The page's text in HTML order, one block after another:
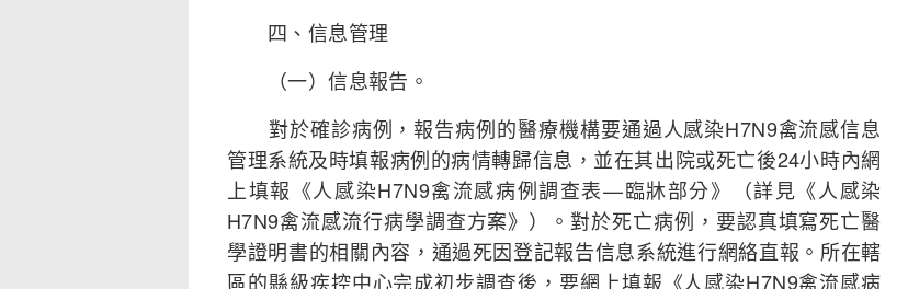
四、信息管理
（一）信息報告。
對於確診病例，報告病例的醫療機構要通過人感染H7N9禽流感信息
管理系統及時填報病例的病情轉歸信息，並在其出院或死亡後24小時內網
上填報《人感染H7N9禽流感病例調查表—臨牀部分》（詳見《人感染
H7N9禽流感流行病學調查方案》）。對於死亡病例，要認真填寫死亡醫
學證明書的相關內容，通過死因登記報告信息系統進行網絡直報。所在轄
區的縣級疾控中心完成初步調查後，要網上填報《人感染H7N9禽流感病